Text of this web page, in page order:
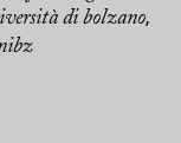
di bolzano,